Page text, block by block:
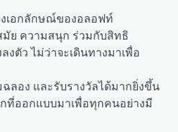
ดงเอกลักษณ์ของอลอฟท์
ย ความสนุก ร่วมกับสิทธิ
งตัว ไม่ว่าจะเดินทางมาเพื่อ
ลอง และรับรางวัลได้มากยิ่งขึ้น
ที่ออกแบบมาเพื่อทุกคนอย่างมี